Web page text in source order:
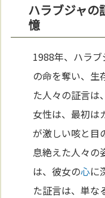
ハラブジャ
憶
1988年、ハラ
の命を奪い、生
た人々の証言は
女性は、最初は
が激しい咳と目
息絶えた人々の
は、彼女の心に
た証言は、単な